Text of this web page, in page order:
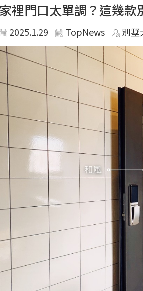
家裡門口太單調？這幾款
2025.1.29 TopNews 別墅